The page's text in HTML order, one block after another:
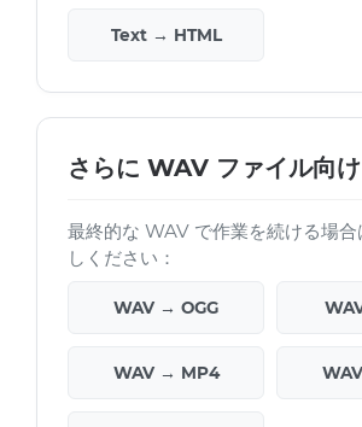
Text → HTML
さらに WAV ファイル向け
最終的な WAV で作業を続ける場
しください：
WAV → OGG
WAV → MP4